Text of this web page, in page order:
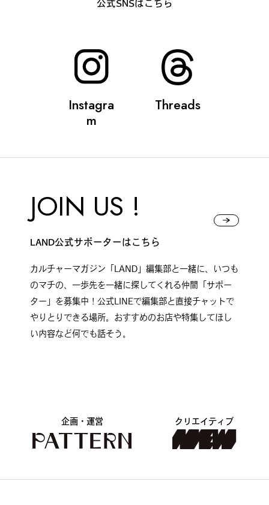
公式SNSはこちら
Instagra
m
Threads
JOIN US !
LAND公式サポーターはこちら
カルチャーマガジン「LAND」編集部と一緒に、いつも
のマチの、一歩先を一緒に探してくれる仲間「サポー
ター」を募集中！公式LINEで編集部と直接チャットで
やりとりできる場所。おすすめのお店や特集してほし
い内容など何でも話そう。
企画・運営 クリエイティブ